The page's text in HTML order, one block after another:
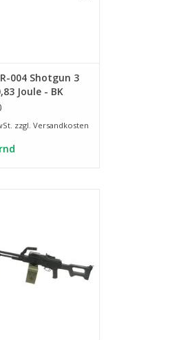
004 Shotgun 3
Joule - BK
zzgl. Versandkosten